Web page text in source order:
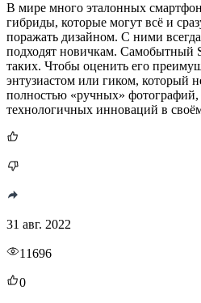
В мире много эталонных
гибриды, которые могут всё и
поражать дизайном. С ними
подходят новичкам. Самобытный
таких. Чтобы оценить его
энтузиастом или гиком, который
полностью «ручных» фотографий,
технологичных инноваций в
31 авг. 2022
11696
0